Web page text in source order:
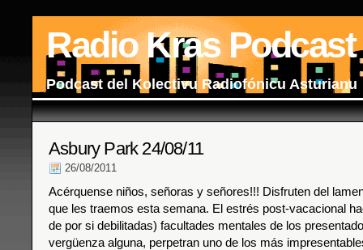
Radio Kras Podcast
Podcast del Kolectivu Radiofónicu Asturianu
Asbury Park 24/08/11
26/08/2011
Acérquense niños, señoras y señores!!! Disfruten del
que les traemos esta semana. El estrés post-vacacional
de por si debilitadas) facultades mentales de los
vergüenza alguna, perpetran uno de los más